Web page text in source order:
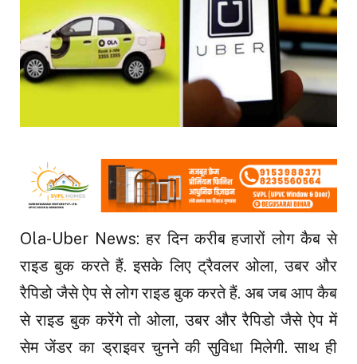
Ola-Uber News: हर दिन करीब हजारों लोग कैब से
राइड बुक करते हैं. इसके लिए ट्रैवलर ओला, उबर और
रैपिडो जैसे ऐप से लोग राइड बुक करते हैं. अब जब आप कैब
से राइड बुक करेंगे तो ओला, उबर और रैपिडो जैसे ऐप में
सेम जेंडर का ड्राइवर चुनने की सुविधा मिलेगी. साथ ही